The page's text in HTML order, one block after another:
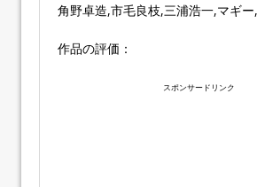
角野卓造,市毛良枝,三浦浩一,マギー,
作品の評価：
スポンサードリンク